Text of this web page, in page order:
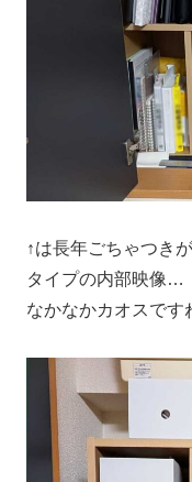
↑は長年ごちゃつき
タイプの内部映像…
なかなかカオスで